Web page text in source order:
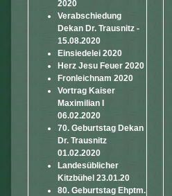
2020
Verabschiedung
Dekan Dr. Trausnitz -
15.08.2020
Einsiedelei 2020
Herz Jesu Feuer 2020
Fronleichnam 2020
Vortrag Kaiser
Maximilian I
06.02.2020
70. Geburtstag Dekan
Dr. Trausnitz
01.02.2020
Landesüblicher
Kitzbühel 23.01.20
80. Geburtstag Ehptm.